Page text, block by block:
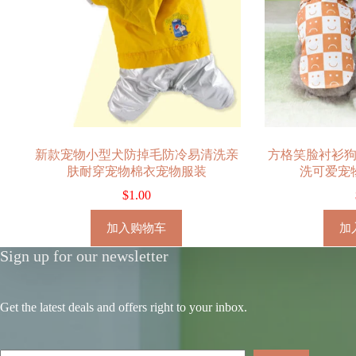
新款宠物小型犬防掉毛防冷易清洗亲
肤耐穿宠物棉衣宠物服装
$1.00
加入购物车
方格笑脸衬衫
洗可爱宠
加
Sign up for our newsletter
Get the latest deals and offers right to your inbox.